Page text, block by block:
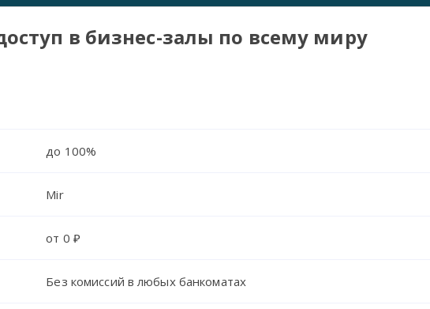
в бизнес-залы по всему миру
до 100%
Mir
от 0 ₽
Без комиссий в любых банкоматах